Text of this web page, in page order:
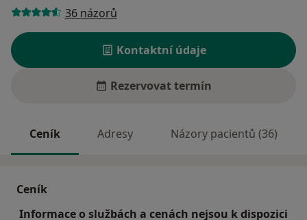
36 názorů
Kontaktní údaje
Rezervovat termín
Ceník Adresy Názory pacientů (36)
Ceník
Informace o službách a cenách nejsou k dispozici